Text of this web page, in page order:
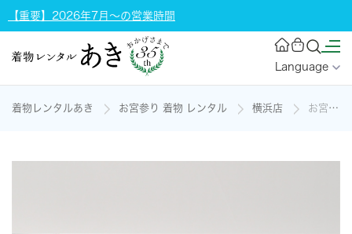
【重要】2026年7月～の営業時間
Language
着物レンタルあき お宮参り 着物 レンタル 横浜店 お宮参り 男児【黒地に兜・宝船】の着物レンタル